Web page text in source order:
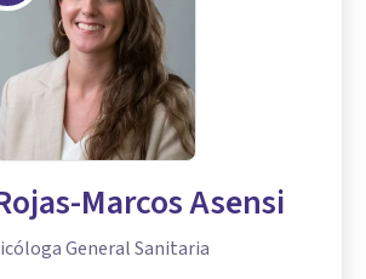
Marcos Asensi
General Sanitaria